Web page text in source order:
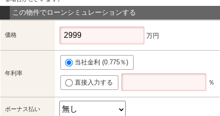
この物件でローンシミュレーションする
価格 万円
年利率
当社金利 (0.775％)
直接入力する ％
ボーナス払い